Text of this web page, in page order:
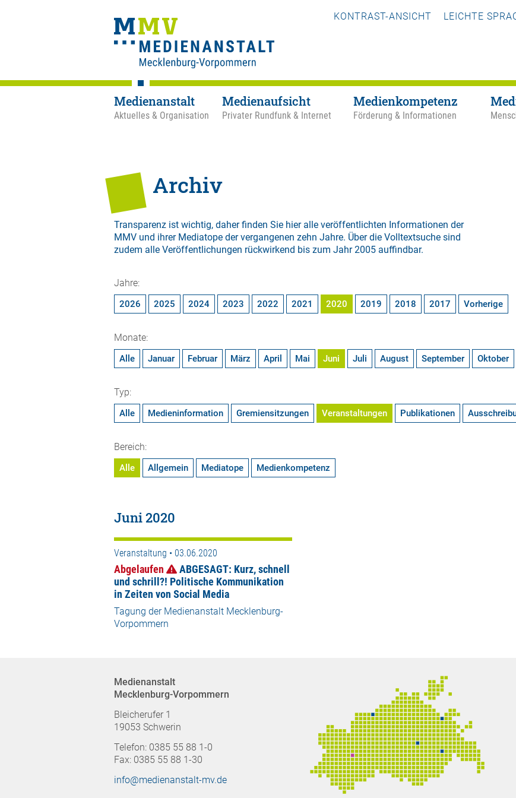
KONTRAST-ANSICHT LEICHTE
Medienanstalt
Aktuelles & Organisation
Medienaufsicht
Privater Rundfunk & Internet
Medienkompetenz
Förderung & Informationen
Archiv
Transparenz ist wichtig, daher finden Sie hier alle veröffentlichten Informationen der
MMV und ihrer Mediatope der vergangenen zehn Jahre. Über die Volltextsuche sind
zudem alle Veröffentlichungen rückwirkend bis zum Jahr 2005 auffindbar.
Jahre:
2026 2025 2024 2023 2022 2021 2020 2019 2018 2017 Vorherige
Monate:
Alle Januar Februar März April Mai Juni Juli August September Oktober
Typ:
Alle Medieninformation Gremiensitzungen Veranstaltungen Publikationen
Bereich:
Alle Allgemein Mediatope Medienkompetenz
Juni 2020
Veranstaltung • 03.06.2020
Abgelaufen
ABGESAGT: Kurz, schnell
und schrill?! Politische Kommunikation
in Zeiten von Social Media
Tagung der Medienanstalt Mecklenburg-
Vorpommern
Medienanstalt
Mecklenburg-Vorpommern
Bleicherufer 1
19053 Schwerin
Telefon: 0385 55 88 1-0
Fax: 0385 55 88 1-30
info@medienanstalt-mv.de